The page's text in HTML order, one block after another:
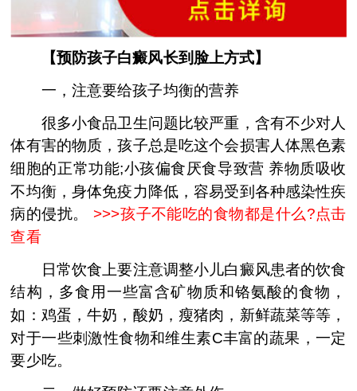
【预防孩子白癜风长到脸上方式】
一，注意要给孩子均衡的营养
很多小食品卫生问题比较严重，含有不少对人
体有害的物质，孩子总是吃这个会损害人体黑色素
细胞的正常功能;小孩偏食厌食导致营 养物质吸收
不均衡，身体免疫力降低，容易受到各种感染性疾
病的侵扰。 >>>孩子不能吃的食物都是什么?点击
查看
日常饮食上要注意调整小儿白癜风患者的饮食
结构，多食用一些富含矿物质和铬氨酸的食物，
如：鸡蛋，牛奶，酸奶，瘦猪肉，新鲜蔬菜等等，
对于一些刺激性食物和维生素C丰富的蔬果，一定
要少吃。